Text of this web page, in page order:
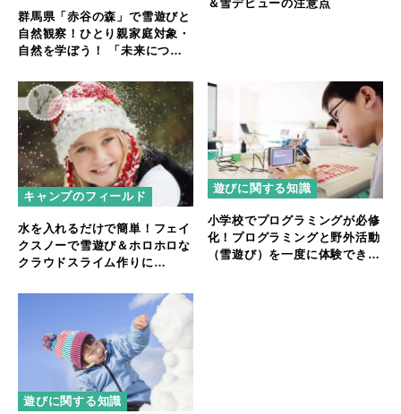
群馬県「赤谷の森」で雪遊びと
自然観察！ひとり親家庭対象・
自然を学ぼう！ 「未来につな
＆雪デビューの注意点
キャンプのフィールド
水を入れるだけで簡単！フェイ
クスノーで雪遊び＆ホロホロな
クラウドスライム作りに
でも大活躍
遊びに関する知識
小学校でプログラミングが必修
化！プログラミングと野外活動
（雪遊び）を一度に体験できる
遊びに関する知識